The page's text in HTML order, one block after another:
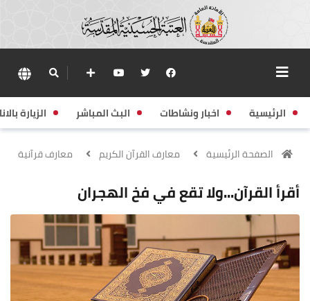
الرئيسية اخبار ونشاطات البث المباشر الزيارة
الصفحة الرئيسية معارف القرآن الكريم معارف قرآنية
أقرأ القرآن...ولا تقع في فخ الهجران